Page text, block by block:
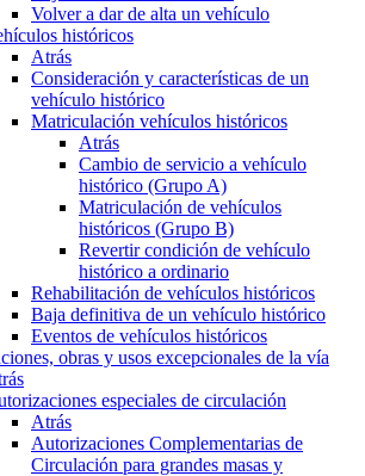
Volver a dar de alta un vehículo
históricos
Atrás
Consideración y características de un
vehículo histórico
Matriculación vehículos históricos
Atrás
Cambio de servicio a vehículo
histórico (Grupo A)
Matriculación de vehículos
históricos (Grupo B)
Revertir condición de vehículo
histórico a ordinario
Rehabilitación de vehículos históricos
Baja definitiva de un vehículo histórico
Eventos de vehículos históricos
obras y usos excepcionales de la vía
especiales de circulación
Atrás
Autorizaciones Complementarias de
Circulación para grandes masas y